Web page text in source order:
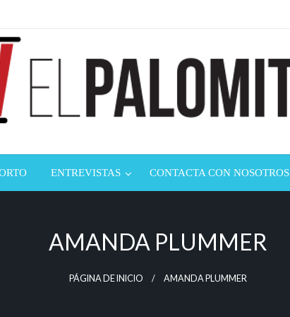
ENTREVISTAS CONTACTA CON NOSOTROS
AMANDA PLUMMER
PÁGINA DE INICIO AMANDA PLUMMER